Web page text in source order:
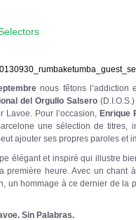
nous fêtons l’addiction
del Orgullo Salsero
Lavoe. Pour l’occasion,
Enrique
une sélection de titres,
ajouter ses propres paroles et
élégant et inspiré qui illustre
première heure. Avec un chant
un hommage à ce dernier de la
Sin Palabras.